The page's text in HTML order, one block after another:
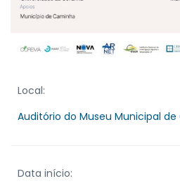
Local:
Auditório do Museu Municipal
Data início: